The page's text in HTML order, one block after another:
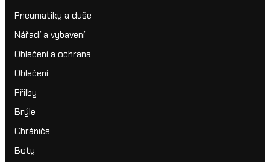
Pneumatiky a duše
Nářadí a vybavení
Oblečení a ochrana
Oblečení
Přilby
Brýle
Chrániče
Boty